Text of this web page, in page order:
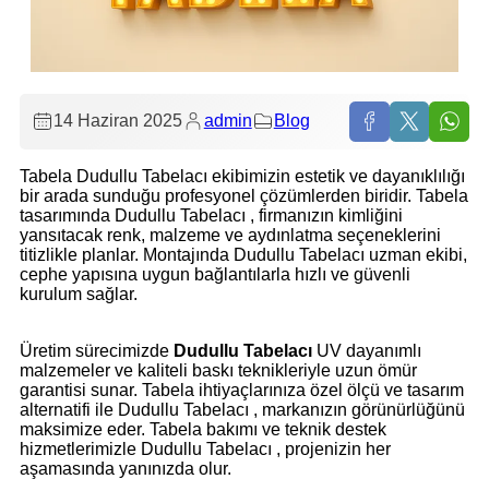
14 Haziran 2025 admin Blog
Tabela Dudullu Tabelacı ekibimizin estetik ve dayanıklılığı
bir arada sunduğu profesyonel çözümlerden biridir. Tabela
tasarımında Dudullu Tabelacı , firmanızın kimliğini
yansıtacak renk, malzeme ve aydınlatma seçeneklerini
titizlikle planlar. Montajında Dudullu Tabelacı uzman ekibi,
cephe yapısına uygun bağlantılarla hızlı ve güvenli
kurulum sağlar.
Üretim sürecimizde Dudullu Tabelacı UV dayanımlı
malzemeler ve kaliteli baskı teknikleriyle uzun ömür
garantisi sunar. Tabela ihtiyaçlarınıza özel ölçü ve tasarım
alternatifi ile Dudullu Tabelacı , markanızın görünürlüğünü
maksimize eder. Tabela bakımı ve teknik destek
hizmetlerimizle Dudullu Tabelacı , projenizin her
aşamasında yanınızda olur.